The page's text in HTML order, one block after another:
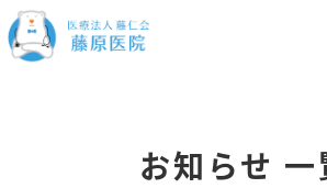
お知らせ 一